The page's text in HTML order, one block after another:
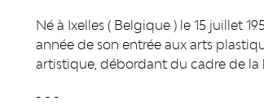
Né à Ixelles ( Belgique ) le 15 juillet
année de son entrée aux arts
artistique, débordant du cadre de la
- - -